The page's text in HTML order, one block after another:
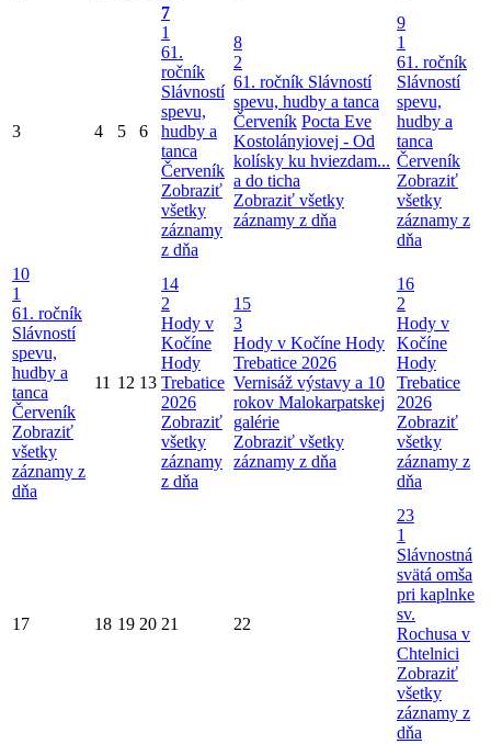
3 4 5 6
7
1
61.
ročník
Slávností
spevu,
hudby a
tanca
Červeník
Zobraziť
všetky
záznamy
z dňa
8
2
61. ročník Slávností
spevu, hudby a tanca
Červeník Pocta Eve
Kostolányiovej - Od
kolísky ku hviezdam...
a do ticha
Zobraziť všetky
záznamy z dňa
9
1
61. ročník
Slávností
spevu,
hudby a
tanca
Červeník
Zobraziť
všetky
záznamy z
dňa
10
1
61. ročník
Slávností
spevu,
hudby a
tanca
Červeník
Zobraziť
všetky
záznamy z
dňa
11 12 13
14
2
Hody v
Kočíne
Hody
Trebatice
2026
Zobraziť
všetky
záznamy
z dňa
15
3
Hody v Kočíne Hody
Trebatice 2026
Vernisáž výstavy a 10
rokov Malokarpatskej
galérie
Zobraziť všetky
záznamy z dňa
16
2
Hody v
Kočíne
Hody
Trebatice
2026
Zobraziť
všetky
záznamy z
dňa
17 18 19 20 21 22
23
1
Slávnostná
svätá omša
pri kaplnke
sv.
Rochusa v
Chtelnici
Zobraziť
všetky
záznamy z
dňa